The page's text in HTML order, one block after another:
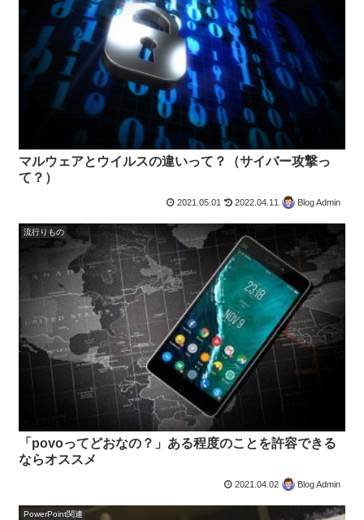
マルウェアとウイルスの違いって？（サイバー攻撃っ
て？）
2021.05.01 2022.04.11 Blog Admin
流行りもの
「povoってどおなの？」ある程度のことを許容できる
ならオススメ
2021.04.02 Blog Admin
PowerPoint関連